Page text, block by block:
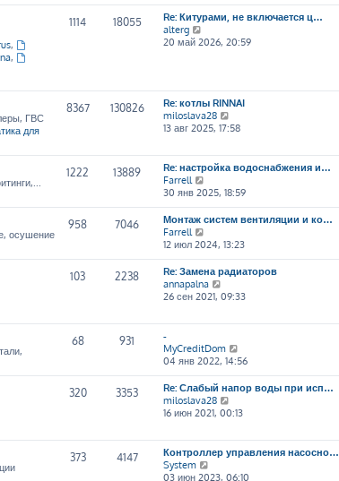
,
,
1114 18055
Re: Китурами, не включается ц…
alterg
е
т
и
к
п
с
л
е
д
н
е
м
у
о
о
б
и
ю
20 май 2026, 20:59
ГВС
для
8367 130826
Re: котлы RINNAI
miloslava28
е
е
й
и
п
с
д
н
е
у
о
о
б
щ
н
ю
13 авг 2025, 17:58
1222 13889
Re: настройка водоснабжения и…
Farrell
е
р
е
т
к
п
о
д
н
е
м
у
с
о
б
щ
е
30 янв 2025, 18:59
осушение
958 7046
Монтаж систем вентиляции и ко…
Farrell
е
р
е
й
т
о
с
д
н
е
у
с
о
12 июл 2024, 13:23
103 2238
Re: Замена радиаторов
annapalna
е
е
т
и
п
о
с
н
е
26 сен 2021, 09:33
68 931
-
MyCreditDom
е
р
е
т
п
о
с
04 янв 2022, 14:56
320 3353
Re: Слабый напор воды при исп…
miloslava28
е
е
й
и
16 июн 2021, 00:13
373 4147
Контроллер управления насосно…
System
е
03 июн 2023, 06:10